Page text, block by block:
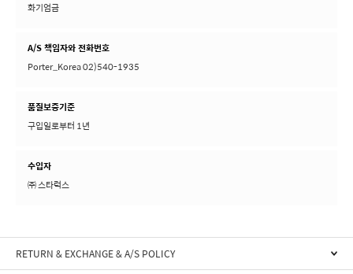
화기엄금
A/S 책임자와 전화번호
Porter_Korea 02)540-1935
품질보증기준
구입일로부터 1년
수입자
㈜ 스타럭스
RETURN & EXCHANGE & A/S POLICY